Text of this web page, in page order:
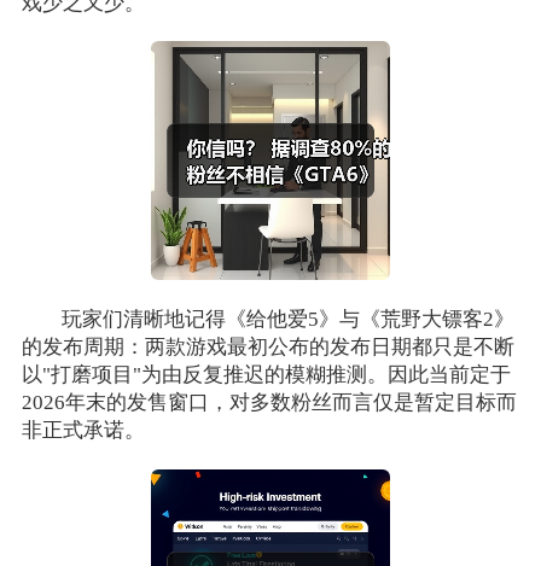
玩家们清晰地记得《给他爱5》与《荒野大镖客2》
的发布周期：两款游戏最初公布的发布日期都只是不断
以"打磨项目"为由反复推迟的模糊推测。因此当前定于
2026年末的发售窗口，对多数粉丝而言仅是暂定目标而
非正式承诺。